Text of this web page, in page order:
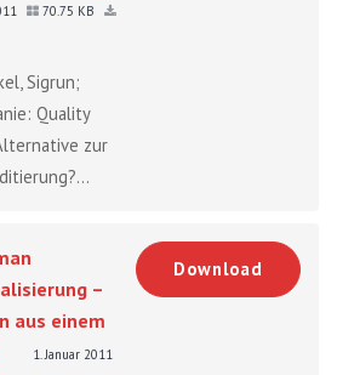
70.75 KB
Sigrun;
Quality
zur
–
aus einem
1. Januar 2011
Download